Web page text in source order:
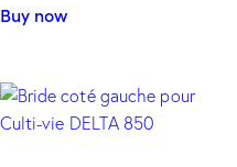
Buy now